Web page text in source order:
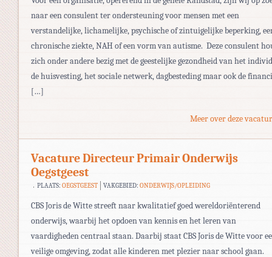
naar een consulent ter ondersteuning voor mensen met een
verstandelijke, lichamelijke, psychische of zintuigelijke beperking,
chronische ziekte, NAH of een vorm van autisme. Deze consulent
zich onder andere bezig met de geestelijke gezondheid van het
de huisvesting, het sociale netwerk, dagbesteding maar ook de
[…]
Meer over deze
Vacature Directeur Primair Onderwijs
Oegstgeest
PLAATS: OEGSTGEEST VAKGEBIED:ONDERWIJS/OPLEIDING
CBS Joris de Witte streeft naar kwalitatief goed wereldoriënterend
onderwijs, waarbij het opdoen van kennis en het leren van
vaardigheden centraal staan. Daarbij staat CBS Joris de Witte voor
veilige omgeving, zodat alle kinderen met plezier naar school gaan.